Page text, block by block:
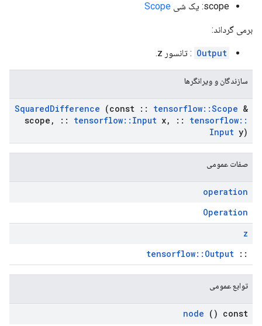
scope: یک شی Scope
برمی گرداند:
Output : تانسور z.
سازندگان و ویرانگرها
SquaredDifference (const :: tensorflow::Scope &
scope , :: tensorflow:: Input x, :: tensorflow::
Input y)
صفات عمومی
operation
Operation
z
::
tensorflow::Output
توابع عمومی
node () const